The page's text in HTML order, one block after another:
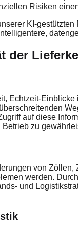
Risiken
KI-gestützten
der
Echtzeit-
auf diese
zu
von Zöllen,
werden.
und